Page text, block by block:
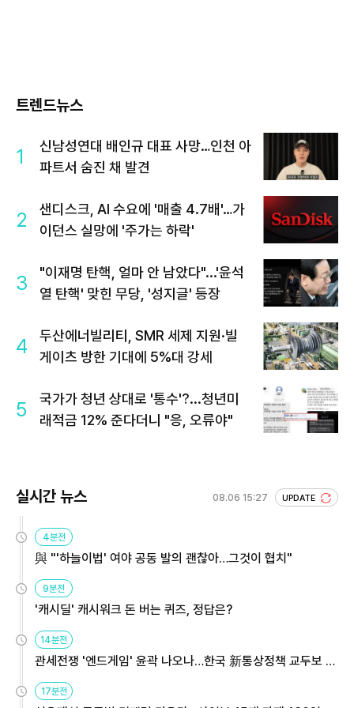
트렌드뉴스
1
신남성연대 배인규 대표 사망…인천 아
파트서 숨진 채 발견
2
샌디스크, AI 수요에 '매출 4.7배'…가
이던스 실망에 '주가는 하락'
3
"이재명 탄핵, 얼마 안 남았다"...'윤석
열 탄핵' 맞힌 무당, '성지글' 등장
4
두산에너빌리티, SMR 세제 지원·빌
게이츠 방한 기대에 5%대 강세
5
국가가 청년 상대로 '통수'?...청년미
래적금 12% 준다더니 "응, 오류야"
실시간 뉴스 08.06 15:27 UPDATE
4분전
與 "'하늘이법' 여야 공동 발의 괜찮아…그것이 협치"
9분전
'캐시딜' 캐시워크 돈 버는 퀴즈, 정답은?
14분전
관세전쟁 '엔드게임' 윤곽 나오나…한국 新통상정책 교두보 활
용해야
17분전